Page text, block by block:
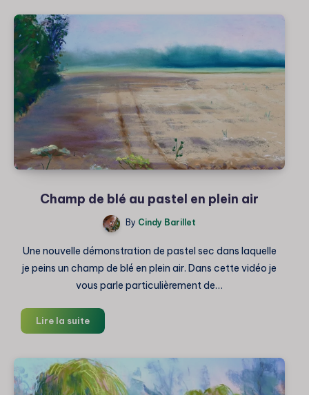
Champ de blé au pastel en plein air
By Cindy Barillet
Une nouvelle démonstration de pastel sec dans laquelle
je peins un champ de blé en plein air. Dans cette vidéo je
vous parle particulièrement de…
Lire la suiteChamp
de
au
pastel